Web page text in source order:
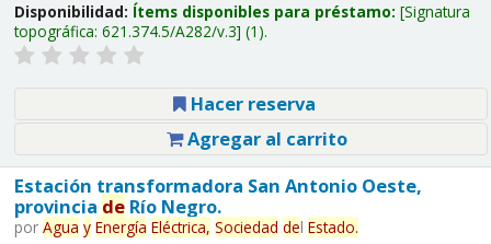
Disponibilidad: Ítems disponibles para préstamo: Signatura
topográfica: 621.374.5/A282/v.3 (1).
Hacer reserva
Agregar al carrito
Estación transformadora San Antonio Oeste,
provincia deRío Negro.
por Agua y Energía Eléctrica, Sociedad del Estado.